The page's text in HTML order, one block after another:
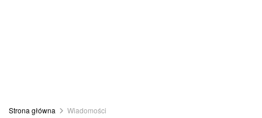
Strona główna Wiadomości